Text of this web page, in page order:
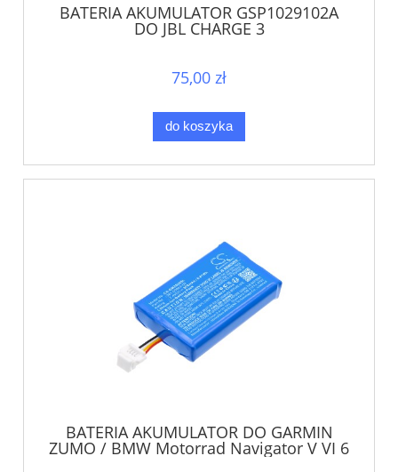
BATERIA AKUMULATOR GSP1029102A
DO JBL CHARGE 3
75,00 zł
do koszyka
BATERIA AKUMULATOR DO GARMIN
ZUMO / BMW Motorrad Navigator V VI 6